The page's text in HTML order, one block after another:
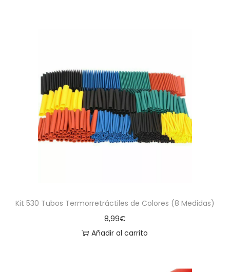
Kit 530 Tubos Termorretráctiles de Colores (8 Medidas)
8,99€
Añadir al carrito